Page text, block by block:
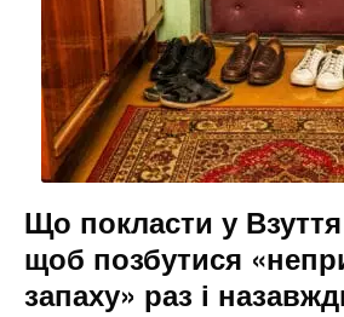
Що покласти у
щоб позбутися
запаху» раз і